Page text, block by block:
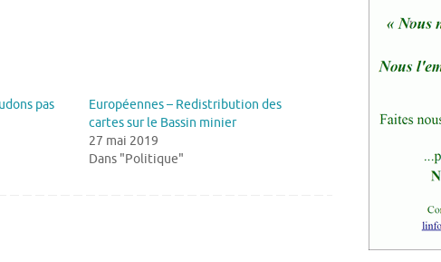
pas
Européennes – Redistribution des
cartes sur le Bassin minier
27 mai 2019
Dans "Politique"